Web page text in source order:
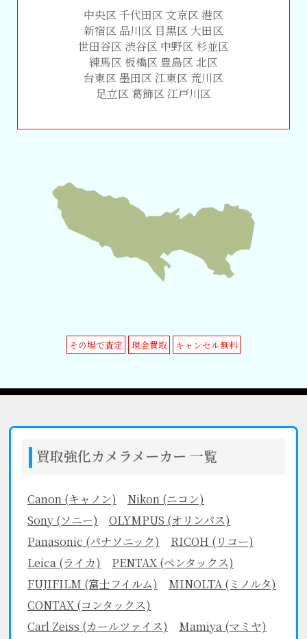
中央区 千代田区 文京区 港区
新宿区 品川区 目黒区 大田区
世田谷区 渋谷区 中野区 杉並区
練馬区 板橋区 豊島区 北区
台東区 墨田区 江東区 荒川区
足立区 葛飾区 江戸川区
その場で査定 現金買取 キャンセル無料
買取強化カメラメーカー 一覧
Canon (キャノン)
Nikon (ニコン)
Sony (ソニー)
OLYMPUS (オリンパス)
Panasonic (パナソニック)
RICOH (リコー)
Leica (ライカ)
PENTAX (ペンタックス)
FUJIFILM (富士フイルム)
MINOLTA (ミノルタ)
CONTAX (コンタックス)
Carl Zeiss (カールツァイス)
Mamiya (マミヤ)